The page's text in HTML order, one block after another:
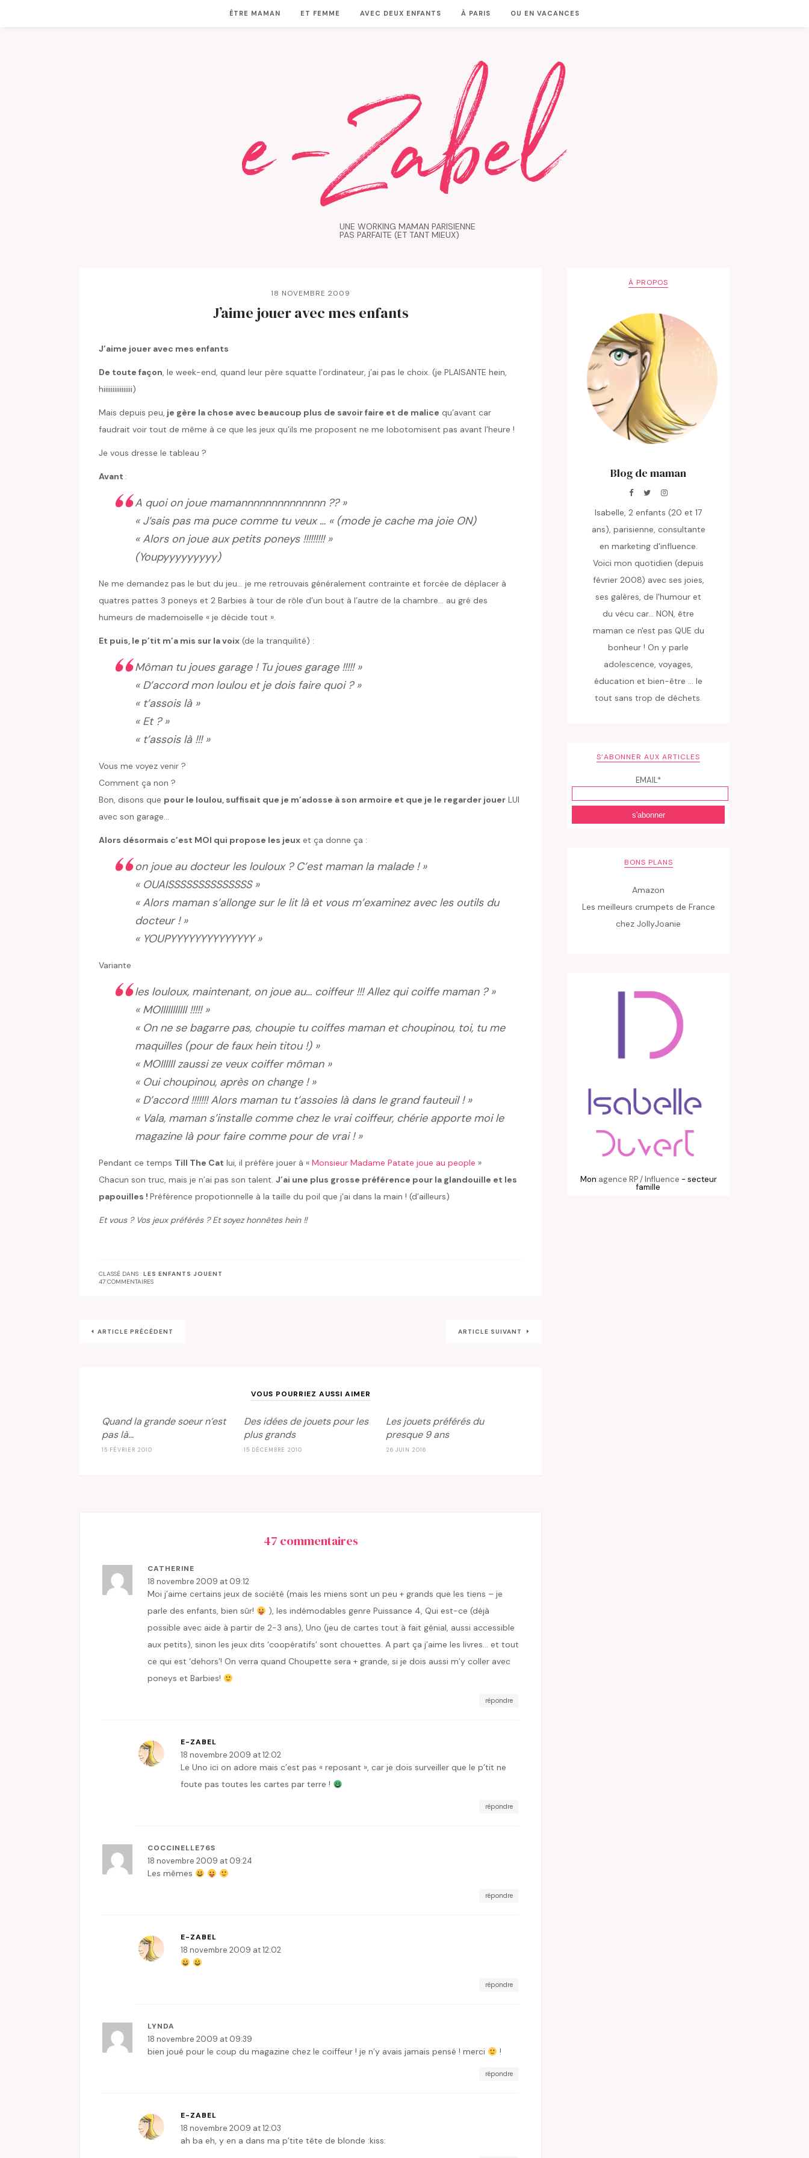
ÊTRE MAMAN ET FEMME AVEC DEUX ENFANTS À PARIS OU EN VACANCES
UNE WORKING MAMAN PARISIENNE
PAS PARFAITE (ET TANT MIEUX)
18 NOVEMBRE 2009
J’aime jouer avec mes enfants
J’aime jouer avec mes enfants
De toute façon, le week-end, quand leur père squatte l’ordinateur, j’ai pas le choix. (je PLAISANTE hein,
hiiiiiiiiiiiiiiii)
Mais depuis peu, je gère la chose avec beaucoup plus de savoir faire et de malice qu’avant car
faudrait voir tout de même à ce que les jeux qu’ils me proposent ne me lobotomisent pas avant l’heure !
Je vous dresse le tableau ?
Avant :
A quoi on joue mamannnnnnnnnnnnnn ?? »
« J’sais pas ma puce comme tu veux … « (mode je cache ma joie ON)
« Alors on joue aux petits poneys !!!!!!!!! »
(Youpyyyyyyyyy)
Ne me demandez pas le but du jeu… je me retrouvais généralement contrainte et forcée de déplacer à
quatres pattes 3 poneys et 2 Barbies à tour de rôle d’un bout à l’autre de la chambre… au gré des
humeurs de mademoiselle « je décide tout ».
Et puis, le p’tit m’a mis sur la voix (de la tranquilité) :
Môman tu joues garage ! Tu joues garage !!!!! »
« D’accord mon loulou et je dois faire quoi ? »
« t’assois là »
« Et ? »
« t’assois là !!! »
Vous me voyez venir ?
Comment ça non ?
Bon, disons que pour le loulou, suffisait que je m’adosse à son armoire et que je le regarder jouer LUI
avec son garage…
Alors désormais c’est MOI qui propose les jeux et ça donne ça :
on joue au docteur les louloux ? C’est maman la malade ! »
« OUAISSSSSSSSSSSSSS »
« Alors maman s’allonge sur le lit là et vous m’examinez avec les outils du
docteur ! »
« YOUPYYYYYYYYYYYYYY »
Variante
les louloux, maintenant, on joue au… coiffeur !!! Allez qui coiffe maman ? »
« MOIIIIIIIIIII !!!!! »
« On ne se bagarre pas, choupie tu coiffes maman et choupinou, toi, tu me
maquilles (pour de faux hein titou !) »
« MOIIIIII zaussi ze veux coiffer môman »
« Oui choupinou, après on change ! »
« D’accord !!!!!!! Alors maman tu t’assoies là dans le grand fauteuil ! »
« Vala, maman s’installe comme chez le vrai coiffeur, chérie apporte moi le
magazine là pour faire comme pour de vrai ! »
Pendant ce temps Till The Cat lui, il préfère jouer à « Monsieur Madame Patate joue au people »
Chacun son truc, mais je n’ai pas son talent. J’ai une plus grosse préférence pour la glandouille et les
papouilles ! Préférence propotionnelle à la taille du poil que j’ai dans la main ! (d’ailleurs)
Et vous ? Vos jeux préférés ? Et soyez honnêtes hein !!
CLASSÉ DANS : LES ENFANTS JOUENT
47 COMMENTAIRES
ARTICLE PRÉCÉDENT ARTICLE SUIVANT
VOUS POURRIEZ AUSSI AIMER
Quand la grande soeur n’est
pas là…
15 FÉVRIER 2010
Des idées de jouets pour les
plus grands
15 DÉCEMBRE 2010
Les jouets préférés du
presque 9 ans
26 JUIN 2016
47 commentaires
CATHERINE
18 novembre 2009 at 09:12
Moi j’aime certains jeux de société (mais les miens sont un peu + grands que les tiens – je
parle des enfants, bien sûr!
), les indémodables genre Puissance 4, Qui est-ce (déjà
possible avec aide à partir de 2-3 ans), Uno (jeu de cartes tout à fait génial, aussi accessible
aux petits), sinon les jeux dits ‘coopératifs’ sont chouettes. A part ça j’aime les livres… et tout
ce qui est ‘dehors’! On verra quand Choupette sera + grande, si je dois aussi m’y coller avec
poneys et Barbies!
répondre
E-ZABEL
18 novembre 2009 at 12:02
Le Uno ici on adore mais c’est pas « reposant », car je dois surveiller que le p’tit ne
foute pas toutes les cartes par terre !
répondre
COCCINELLE76S
18 novembre 2009 at 09:24
Les mêmes
répondre
E-ZABEL
18 novembre 2009 at 12:02
répondre
LYNDA
18 novembre 2009 at 09:39
bien joué pour le coup du magazine chez le coiffeur ! je n’y avais jamais pensé ! merci !
répondre
E-ZABEL
18 novembre 2009 at 12:03
ah ba eh, y en a dans ma p’tite tête de blonde :kiss:
À PROPOS
Blog de maman
Isabelle, 2 enfants (20 et 17
ans), parisienne, consultante
en marketing d'influence.
Voici mon quotidien (depuis
février 2008) avec ses joies,
ses galères, de l'humour et
du vécu car... NON, être
maman ce n'est pas QUE du
bonheur ! On y parle
adolescence, voyages,
éducation et bien-être ... le
tout sans trop de déchets.
S’ABONNER AUX ARTICLES
EMAIL*
BONS PLANS
Amazon
Les meilleurs crumpets de France
chez JollyJoanie
Mon agence RP / Influence - secteur
famille